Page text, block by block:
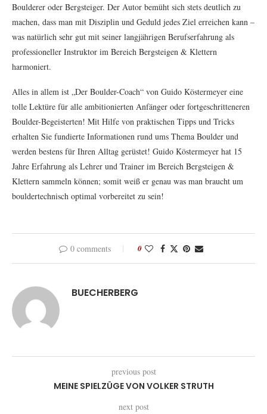
Boulderer oder Bergsteiger. Der Autor bemüht sich stets deutlich zu
machen, dass man mit Disziplin und Geduld jedes Ziel erreichen kann –
was natürlich sehr gut mit seiner langjährigen Berufserfahrung als
professioneller Instruktor im Bereich Bergsteigen & Klettern
harmoniert.
Alles in allem ist „Der Boulder-Coach“ von Guido Köstermeyer eine
tolle Lektüre für alle ambitionierten Anfänger oder fortgeschritteneren
Boulder-Begeisterten! Mit Hilfe von praktischen Tipps und Tricks
erhalten Sie fundierte Informationen rund ums Thema Boulder und
werden bestens für Ihren Alltag gerüstet! Guido Köstermeyer hat 15
Jahre Erfahrung als Lehrer und Trainer im Bereich Bergsteigen &
Klettern sammeln können; somit weiß er genau was man braucht um
bouldertechnisch optimal vorbereitet zu sein!
0 comments 0
BUECHERBERG
previous post
MEINE SPIELZÜGE VON VOLKER STRUTH
next post